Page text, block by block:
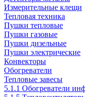
Измерительные клещи
Тепловая техника
Пушки тепловые
Пушки газовые
Пушки дизельные
Пушки электрические
Конвекторы
Обогреватели
Тепловые завесы
5.1.1 Обогреватели